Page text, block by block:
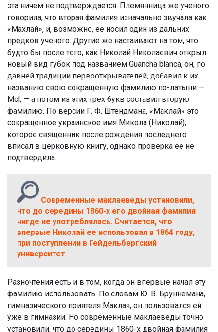
эта ничем не подтверждается. Племянница же ученого
говорила, что вторая фамилия изначально звучала как
«Махлай», и, возможно, ее носил один из дальних
предков ученого. Другие же настаивают на том, что
будто бы после того, как Николай Николаевич открыл
новый вид губок под названием Guancha blanca, он, по
давней традиции первооткрывателей, добавил к их
названию свою сокращенную фамилию по-латыни —
Mcl, — а потом из этих трех букв составил вторую
фамилию. По версии Г. Ф. Штендмана, «Маклай» это
сокращенное украинское имя Микола (Николай),
которое священник после рождения последнего
вписал в церковную книгу, однако проверка ее не
подтвердила.
Современные маклаеведы установили,
что до середины 1860-х его двойная фамилия
нигде не употреблялась. Считается, что
впервые Николай ее использовал в 1864 году,
при поступлении в Гейдельбергский
университет
Разночтения есть и в том, когда он впервые начал эту
фамилию использовать. По словам Ю. В. Бруннемана,
гимназического приятеля Маклая, он пользовался ей
уже в гимназии. Но современные маклаеведы точно
установили, что до середины 1860-х двойная фамилия